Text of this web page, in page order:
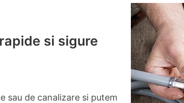
si sigure
sau de canalizare si putem